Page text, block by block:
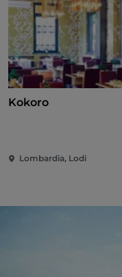
Kokoro
Lombardia, Lodi